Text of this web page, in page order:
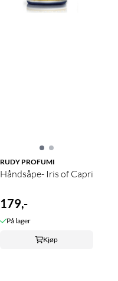
RUDY PROFUMI
Håndsåpe- Iris of Capri
179,-
På lager
Kjøp